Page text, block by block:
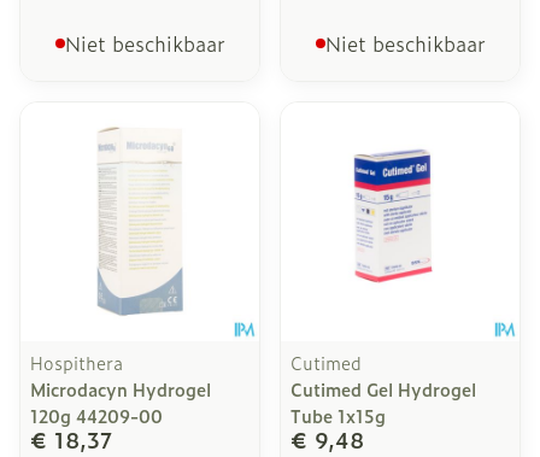
Niet beschikbaar Niet beschikbaar
Hospithera
Microdacyn Hydrogel
120g 44209-00
€ 18,37
Cutimed
Cutimed Gel Hydrogel
Tube 1x15g
€ 9,48